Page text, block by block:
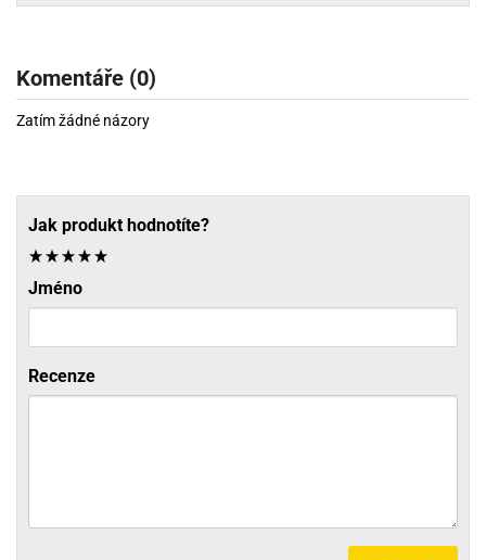
Komentáře (0)
Zatím žádné názory
Jak produkt hodnotíte?
Jméno
Recenze